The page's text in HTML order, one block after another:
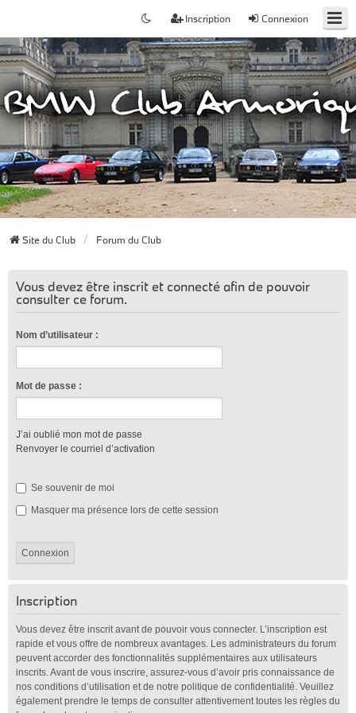
Connexion
Inscription
Site du Club Forum du Club
Vous devez être inscrit et connecté afin de pouvoir
consulter ce forum.
Nom d’utilisateur :
Mot de passe :
J’ai oublié mon mot de passe
Renvoyer le courriel d’activation
Se souvenir de moi
Masquer ma présence lors de cette session
Inscription
Vous devez être inscrit avant de pouvoir vous connecter. L’inscription est
rapide et vous offre de nombreux avantages. Les administrateurs du forum
peuvent accorder des fonctionnalités supplémentaires aux utilisateurs
inscrits. Avant de vous inscrire, assurez-vous d’avoir pris connaissance de
nos conditions d’utilisation et de notre politique de confidentialité. Veuillez
également prendre le temps de consulter attentivement toutes les règles du